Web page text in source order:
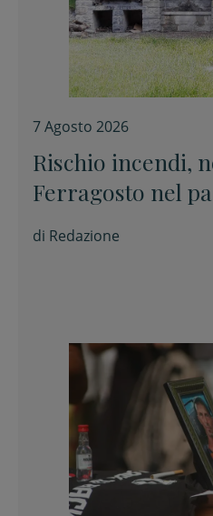
7 Agosto 2026
Rischio incendi,
Ferragosto nel
di Redazione